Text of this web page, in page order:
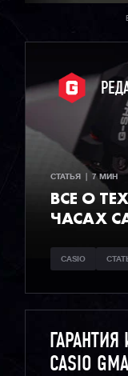
СТАТЬЯ  |  7 МИН
ВСЕ О
ЧАСАХ
CASIO
CASIO